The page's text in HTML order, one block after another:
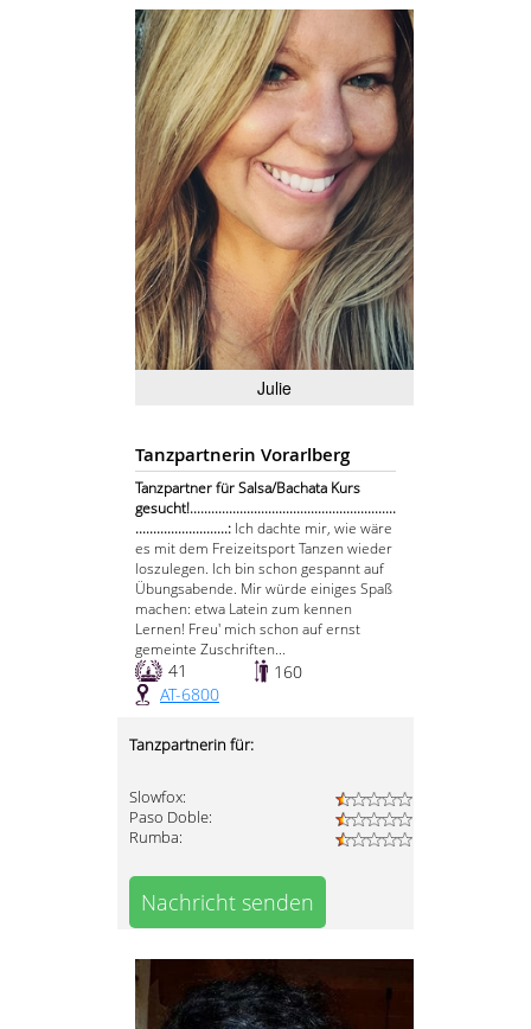
Julie
Tanzpartnerin Vorarlberg
Tanzpartner für Salsa/Bachata Kurs
gesucht!..........................................................
..........................: Ich dachte mir, wie wäre
es mit dem Freizeitsport Tanzen wieder
loszulegen. Ich bin schon gespannt auf
Übungsabende. Mir würde einiges Spaß
machen: etwa Latein zum kennen
Lernen! Freu' mich schon auf ernst
gemeinte Zuschriften...
41
160
AT-6800
Tanzpartnerin für:
Slowfox:
Paso Doble:
Rumba:
Nachricht senden